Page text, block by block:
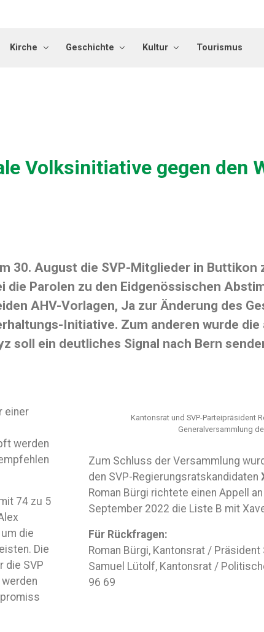
Kirche Geschichte Kultur Tourismus
Volksinitiative gegen den
30. August die SVP-Mitglieder in
Parolen zu den Eidgenössischen
AHV-Vorlagen, Ja zur Änderung des
Initiative. Zum anderen wurde
soll ein deutliches Signal nach Bern
einer
werden
74 zu 5
die
Die
die SVP
Kantonsrat und SVP-Parteipräsident
Generalversammlung
Zum Schluss der Versammlung
den SVP-Regierungsratskandidaten
Roman Bürgi richtete einen Appell
September 2022 die Liste B mit
Für Rückfragen:
Roman Bürgi, Kantonsrat /
Samuel Lütolf, Kantonsrat /
96 69